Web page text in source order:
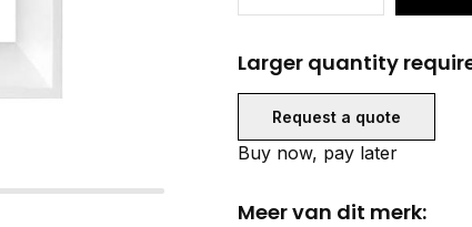
Larger quantity
Request a quote
Buy now, pay later
Meer van dit merk: